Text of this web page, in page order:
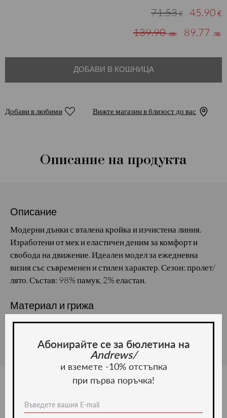
71.53€ 45.90 €
139.90лв. 89.77 лв.
ДОБАВИ В КОШНИЦА
Добави в любими Вижте магазин в близост до вас
Описание на продукта
Описание
Модерни дънки с вталена кройка и изчистена линия.
Изработени от мек и еластичен деним за комфорт и
свобода на движение. Идеален модел за ежедневна
визия със съвременен и стилен характер. Сезон: пролет/
лято. Състав: 98% памук, 2% еластан.
Материал и грижа
Материал:
Ние препоръчваме
Абонирайте се за бюлетина на
Andrews/
и вземете -10% отстъпка
при първа поръчка!